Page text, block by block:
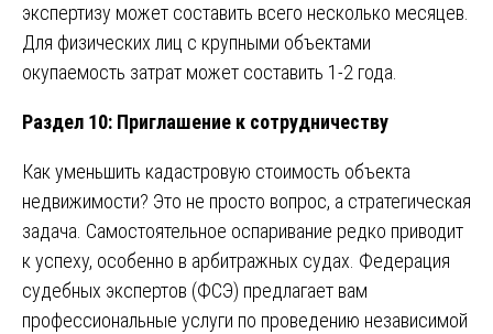
экспертизу может составить всего несколько месяцев.
Для физических лиц с крупными объектами
окупаемость затрат может составить 1-2 года.
Раздел 10: Приглашение к сотрудничеству
Как уменьшить кадастровую стоимость объекта
недвижимости? Это не просто вопрос, а стратегическая
задача. Самостоятельное оспаривание редко приводит
к успеху, особенно в арбитражных судах. Федерация
судебных экспертов (ФСЭ) предлагает вам
профессиональные услуги по проведению независимой